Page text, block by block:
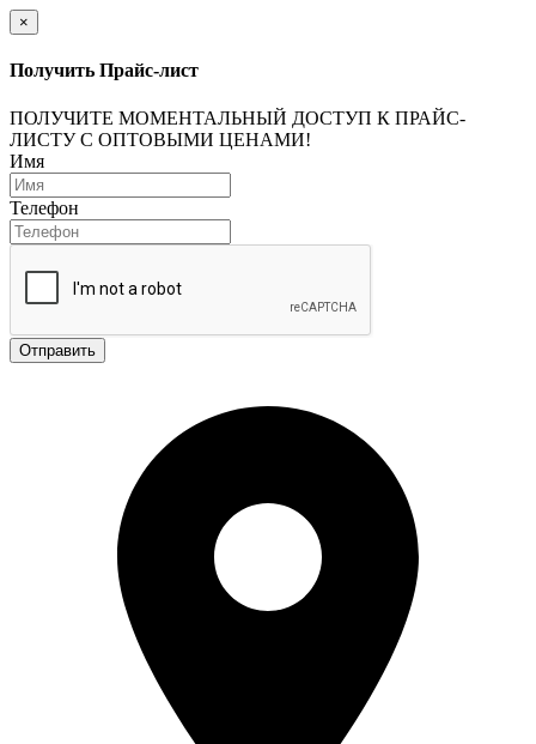
×
Получить Прайс-лист
ПОЛУЧИТЕ МОМЕНТАЛЬНЫЙ ДОСТУП К ПРАЙС-
ЛИСТУ С ОПТОВЫМИ ЦЕНАМИ!
Имя
Телефон
Отправить